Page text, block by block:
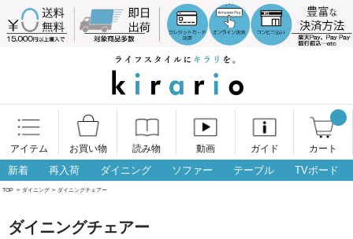
アイテム お買い物 読み物 動画 ガイド カート
新着 再入荷 ダイニング ソファー テーブル TVボード
TOP > ダイニング > ダイニングチェアー
ダイニングチェアー